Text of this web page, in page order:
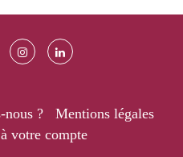
nous ?
Mentions légales
votre compte